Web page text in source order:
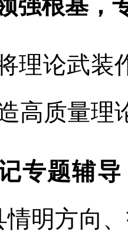
强根基，
理论武装
高质量理
专题辅导
情明方向